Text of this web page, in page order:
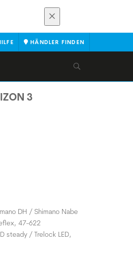
HÄNDLER FINDEN
3
DH / Shimano Nabe
47-622
steady / Trelock LED,